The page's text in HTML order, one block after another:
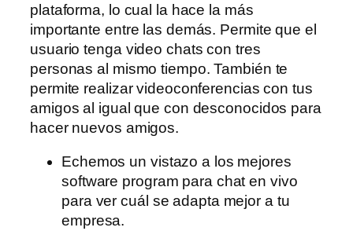
plataforma, lo cual la hace la más
importante entre las demás. Permite que el
usuario tenga video chats con tres
personas al mismo tiempo. También te
permite realizar videoconferencias con tus
amigos al igual que con desconocidos para
hacer nuevos amigos.
Echemos un vistazo a los mejores
software program para chat en vivo
para ver cuál se adapta mejor a tu
empresa.